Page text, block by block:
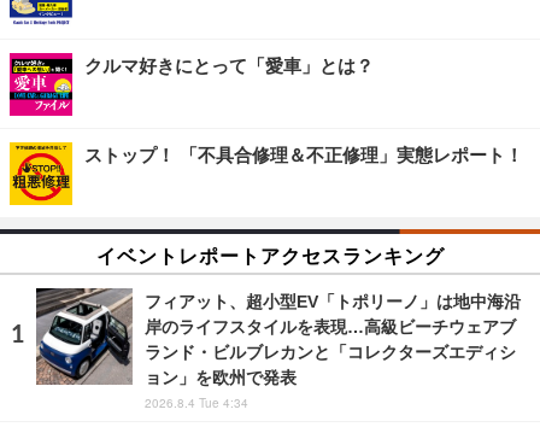
クルマ好きにとって「愛車」とは？
ストップ！ 「不具合修理＆不正修理」実態レポート！
イベントレポートアクセスランキング
フィアット、超小型EV「トポリーノ」は地中海沿
岸のライフスタイルを表現…高級ビーチウェアブ
ランド・ビルブレカンと「コレクターズエディシ
ョン」を欧州で発表
2026.8.4 Tue 4:34